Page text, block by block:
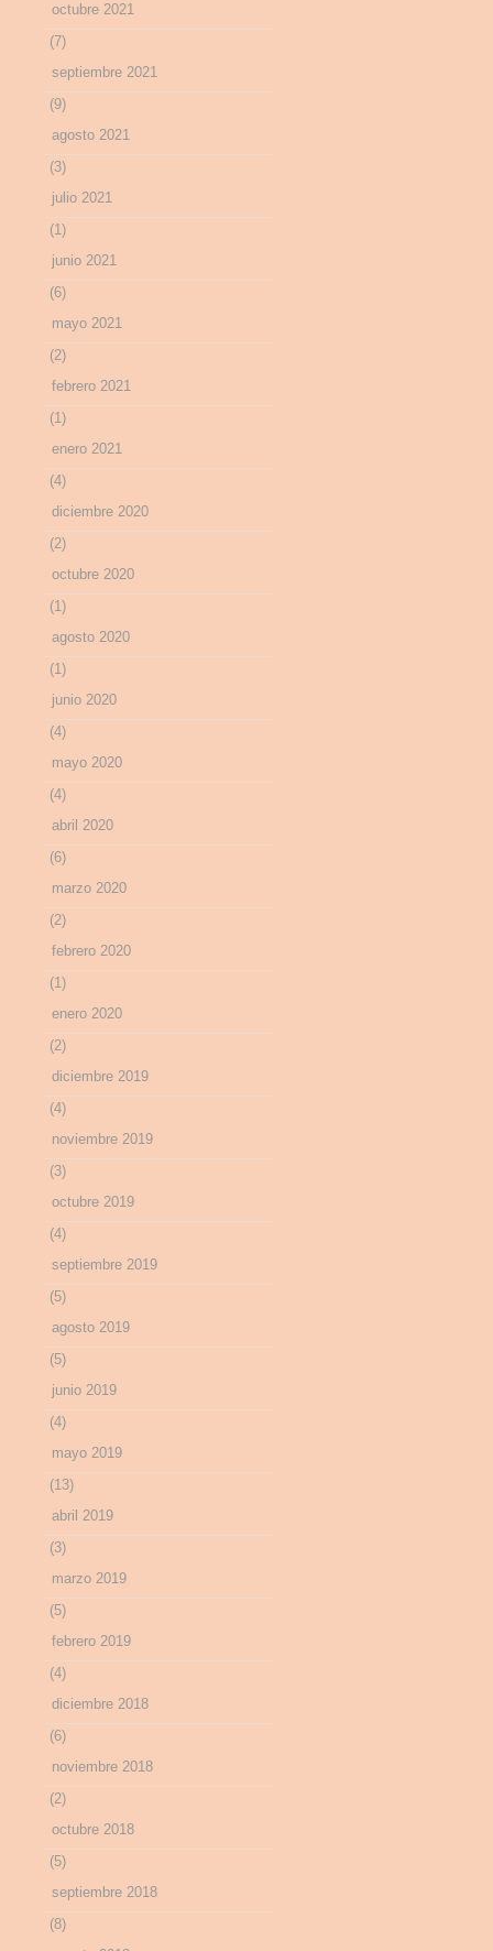
octubre 2021
(7)
septiembre 2021
(9)
agosto 2021
(3)
julio 2021
(1)
junio 2021
(6)
mayo 2021
(2)
febrero 2021
(1)
enero 2021
(4)
diciembre 2020
(2)
octubre 2020
(1)
agosto 2020
(1)
junio 2020
(4)
mayo 2020
(4)
abril 2020
(6)
marzo 2020
(2)
febrero 2020
(1)
enero 2020
(2)
diciembre 2019
(4)
noviembre 2019
(3)
octubre 2019
(4)
septiembre 2019
(5)
agosto 2019
(5)
junio 2019
(4)
mayo 2019
(13)
abril 2019
(3)
marzo 2019
(5)
febrero 2019
(4)
diciembre 2018
(6)
noviembre 2018
(2)
octubre 2018
(5)
septiembre 2018
(8)